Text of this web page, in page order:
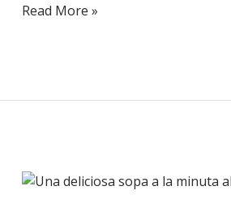
Read More »
Sopa